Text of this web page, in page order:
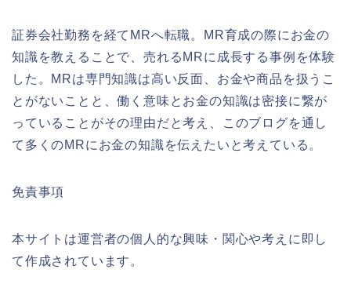
証券会社勤務を経てMRへ転職。MR育成の際にお金の
知識を教えることで、売れるMRに成長する事例を体験
した。MRは専門知識は高い反面、お金や商品を扱うこ
とがないことと、働く意味とお金の知識は密接に繋が
っていることがその理由だと考え、このブログを通し
て多くのMRにお金の知識を伝えたいと考えている。
免責事項
本サイトは運営者の個人的な興味・関心や考えに即し
て作成されています。